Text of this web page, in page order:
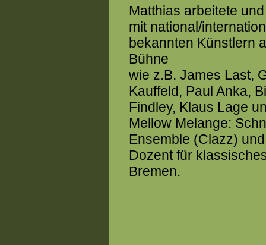
Matthias arbeitete
mit national/
bekannten Künstlern
Bühne
wie z.B. James Last,
Kauffeld, Paul Anka,
Findley, Klaus Lage
Mellow Melange:
Ensemble (Clazz)
Dozent für
Bremen.